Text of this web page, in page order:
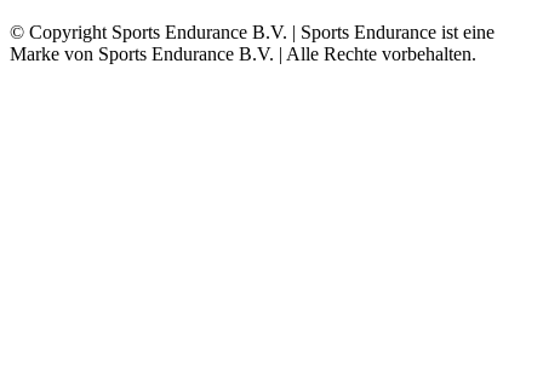
© Copyright Sports Endurance B.V. | Sports Endurance ist eine
Marke von Sports Endurance B.V. | Alle Rechte vorbehalten.